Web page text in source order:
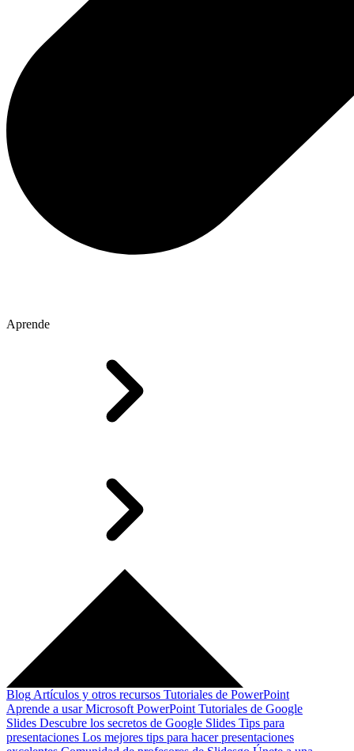
Aprende
Blog Artículos y otros recursos Tutoriales de PowerPoint
Aprende a usar Microsoft PowerPoint Tutoriales de Google
Slides Descubre los secretos de Google Slides Tips para
presentaciones Los mejores tips para hacer presentaciones